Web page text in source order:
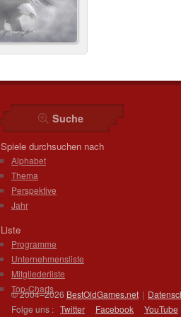
Suche
Spiele durchsuchen nach
Alphabet
Thema
Perspektive
Jahr
Liste
Programme
Unternehmensliste
Mitgliederliste
Top-Charts
© 2004–2026 BestOldGames.net |
Folge uns : Twitter Facebook YouTube